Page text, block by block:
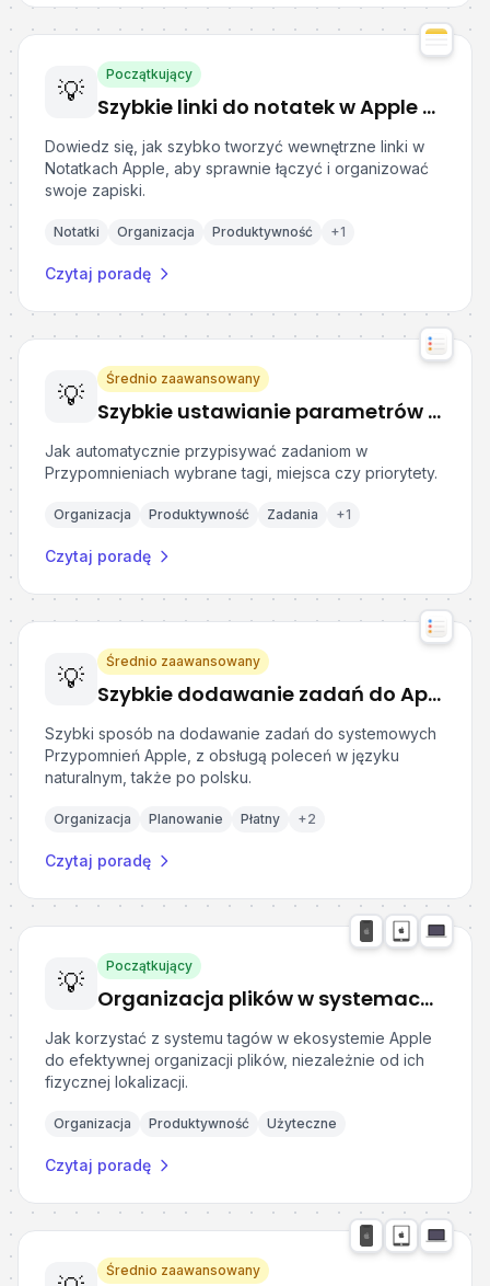
💡
Początkujący
Szybkie linki do notatek w Apple Notes
Dowiedz się, jak szybko tworzyć wewnętrzne linki w
Notatkach Apple, aby sprawnie łączyć i organizować
swoje zapiski.
Notatki Organizacja Produktywność +1
Czytaj poradę
💡
Średnio zaawansowany
Szybkie ustawianie parametrów zadań w Przypomnieniach Apple
Jak automatycznie przypisywać zadaniom w
Przypomnieniach wybrane tagi, miejsca czy priorytety.
Organizacja Produktywność Zadania +1
Czytaj poradę
💡
Średnio zaawansowany
Szybkie dodawanie zadań do Apple Przypomnień z Remind Me Faster
Szybki sposób na dodawanie zadań do systemowych
Przypomnień Apple, z obsługą poleceń w języku
naturalnym, także po polsku.
Organizacja Planowanie Płatny +2
Czytaj poradę
💡
Początkujący
Organizacja plików w systemach Apple z użyciem tagów
Jak korzystać z systemu tagów w ekosystemie Apple
do efektywnej organizacji plików, niezależnie od ich
fizycznej lokalizacji.
Organizacja Produktywność Użyteczne
Czytaj poradę
Średnio zaawansowany